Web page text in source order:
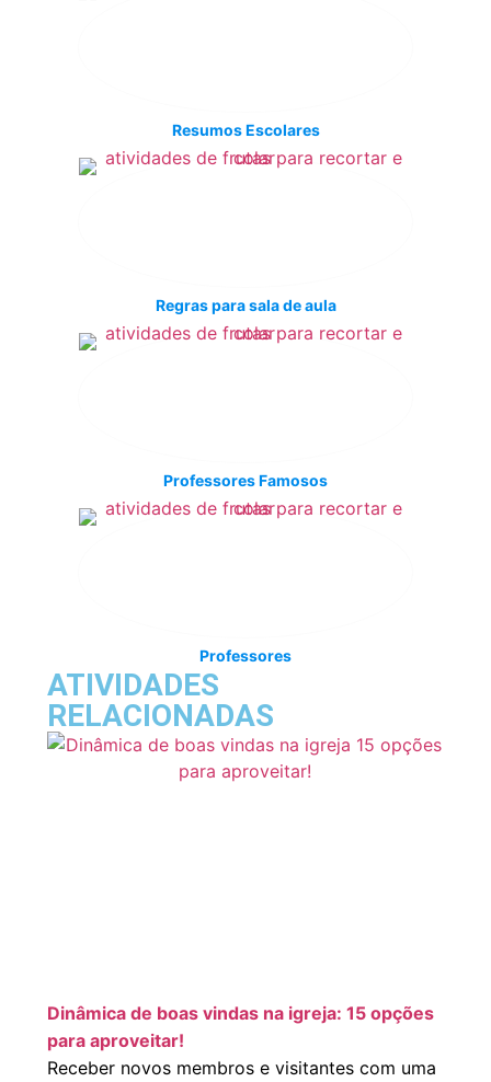
Resumos Escolares
Regras para sala de aula
Professores Famosos
Professores
ATIVIDADES
RELACIONADAS
Dinâmica de boas vindas na igreja: 15 opções
para aproveitar!
Receber novos membros e visitantes com uma